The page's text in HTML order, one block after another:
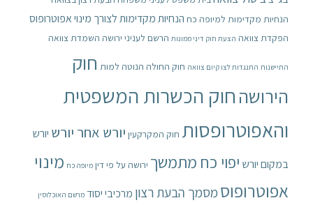
הנחיות מקדימות למיופה כח הנחיות מקדימות לצורך מינוי אפוטרופוס
הפקדת צוואה הצעת חוק דיני ממונות הרשם לעניני ירושה השמדת צוואה
התיישנות התנגדות לצו קיום צוואה חוק החולה הנוטה למות חוק
הירושהחוק הכשרות המשפטית
והאפוטרופסות חוק המקרקעין יורש אחר יורש יורש
במקום יורש יפוי כח מתמשך ירושה על פי דין מיופה כח מינוי
אפוטרופוס מסמך הבעת רצון מרכיבי יסוד מרשם האוכלוסין